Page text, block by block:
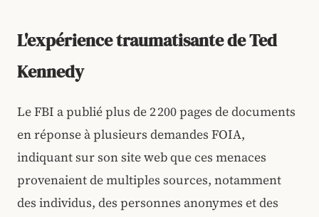
L'expérience traumatisante de Ted
Kennedy
Le FBI a publié plus de 2 200 pages de documents
en réponse à plusieurs demandes FOIA,
indiquant sur son site web que ces menaces
provenaient de multiples sources, notamment
des individus, des personnes anonymes et des